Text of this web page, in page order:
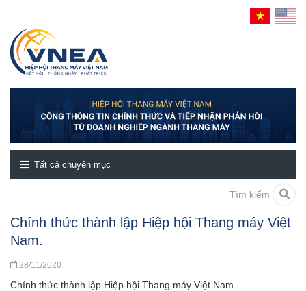
Tất cả chuyên mục
Tìm kiếm
Chính thức thành lập Hiệp hội Thang máy Việt
Nam.
28/11/2020
Chính thức thành lập Hiệp hội Thang máy Việt Nam.